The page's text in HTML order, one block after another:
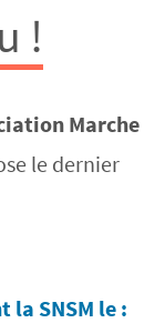
!
Marche
le dernier
la SNSM le :